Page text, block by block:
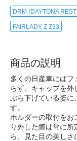
DRM (DAYTONA
FAIRLADY Z Z33
商品の説明
多くの日産車にはフ
らず、キャップを
ぶら下げている姿に
す。
ホルダーの取付をお
り外した際は常に
ら、見た目の美しさ